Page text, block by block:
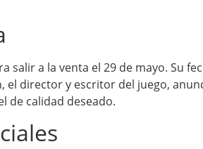
salir a la venta el 29 de mayo. Su
el director y escritor del juego,
de calidad deseado.